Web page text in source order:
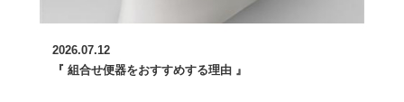
2026.07.12
『 組合せ便器をおすすめする理由 』